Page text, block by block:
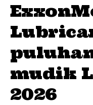
mudik
2026